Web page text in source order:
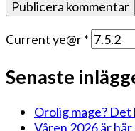
Current ye@r*
Senaste
Orolig mage? Det
Våren 2026 är